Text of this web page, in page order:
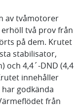
av tvåmotorer
två prov från
på dem. Krutet
stabilisator,
och 4,4´-DND (4,4
innehåller
godkända
från